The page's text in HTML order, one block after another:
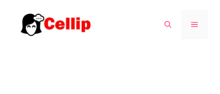
turinio
MENIU